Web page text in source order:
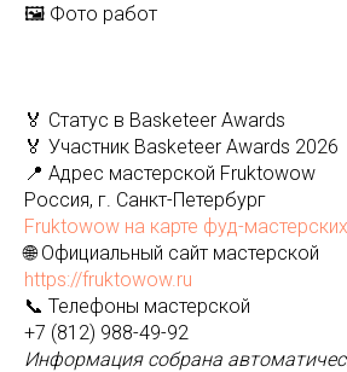
🖼️ Фото работ
🏅 Статус в Basketeer Awards
🏅 Участник Basketeer Awards 2026
📍 Адрес мастерской Fruktowow
Россия, г. Санкт-Петербург
Fruktowow на карте фуд-
🌐 Официальный сайт мастерской
https://fruktowow.ru
📞 Телефоны мастерской
+7 (812) 988-49-92
Информация собрана